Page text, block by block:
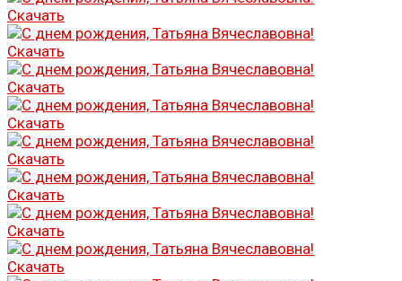
Скачать
Скачать
Скачать
Скачать
Скачать
Скачать
Скачать
Скачать